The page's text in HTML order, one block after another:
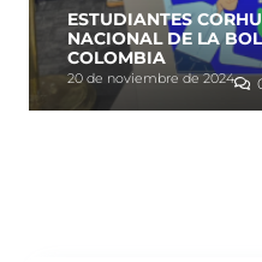
ESTUDIANTES
NACIONAL DE LA
COLOMBIA
20 de noviembre de 2024